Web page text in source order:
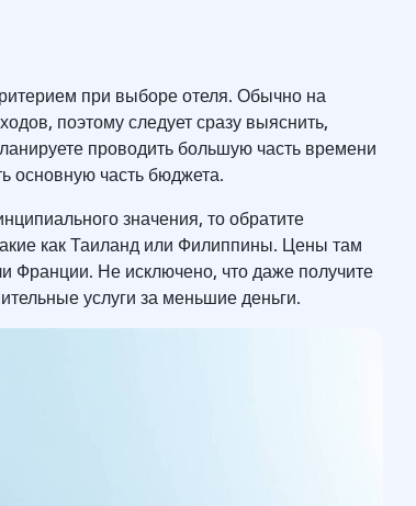
при выборе отеля. Обычно на
поэтому следует сразу выяснить,
проводить большую часть времени
основную часть бюджета.
значения, то обратите
как Таиланд или Филиппины. Цены там
Франции. Не исключено, что даже получите
услуги за меньшие деньги.